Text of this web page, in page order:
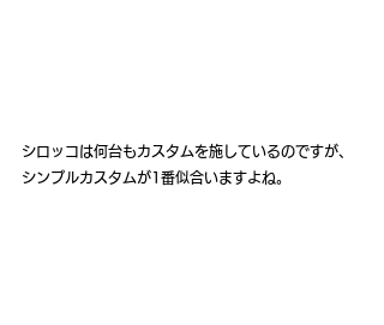
シロッコは何台もカスタムを施しているのですが、
シンプルカスタムが1番似合いますよね。